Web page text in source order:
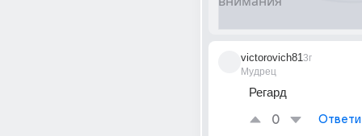
victorovich81
Мудрец
3г
Регард
0